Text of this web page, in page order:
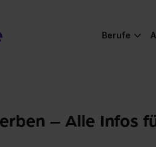
Berufe
– Alle Infos